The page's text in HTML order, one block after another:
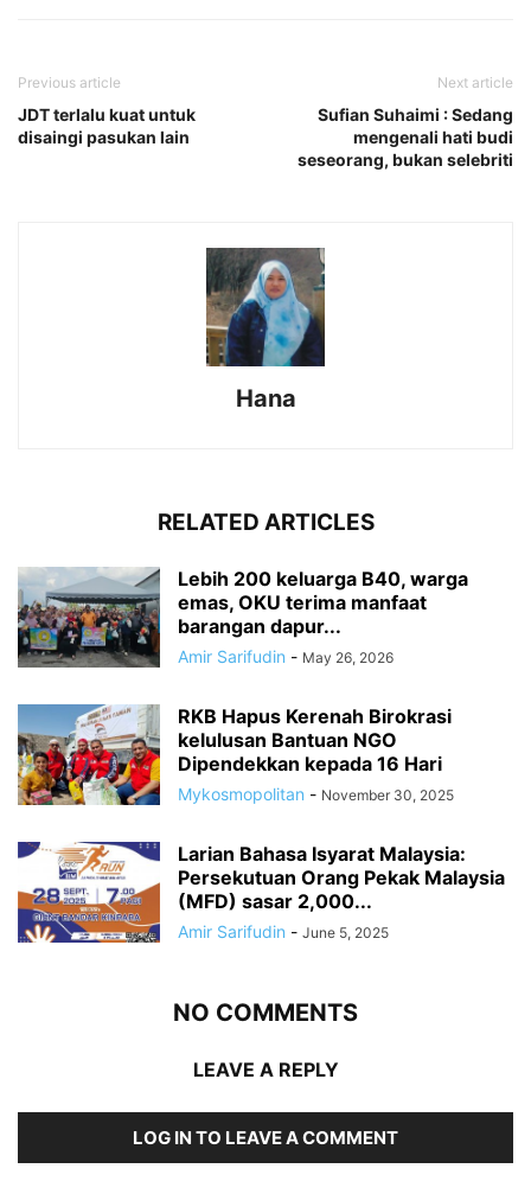
Previous article
JDT terlalu kuat untuk
disaingi pasukan lain
Next article
Sufian Suhaimi : Sedang
mengenali hati budi
seseorang, bukan selebriti
Hana
RELATED ARTICLES
Lebih 200 keluarga B40, warga
emas, OKU terima manfaat
barangan dapur...
Amir Sarifudin - May 26, 2026
RKB Hapus Kerenah Birokrasi
kelulusan Bantuan NGO
Dipendekkan kepada 16 Hari
Mykosmopolitan - November 30, 2025
Larian Bahasa Isyarat Malaysia:
Persekutuan Orang Pekak Malaysia
(MFD) sasar 2,000...
Amir Sarifudin - June 5, 2025
NO COMMENTS
LEAVE A REPLY
LOG IN TO LEAVE A COMMENT